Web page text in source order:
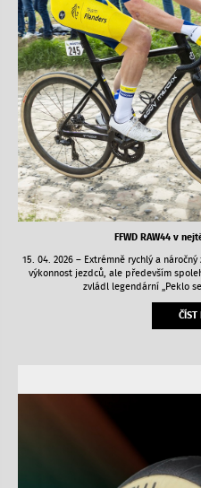
FFWD RAW44 v
15. 04. 2026 – Extrémně rychlý a
výkonnost jezdců, ale především
zvládl legendární „Peklo
ČÍST